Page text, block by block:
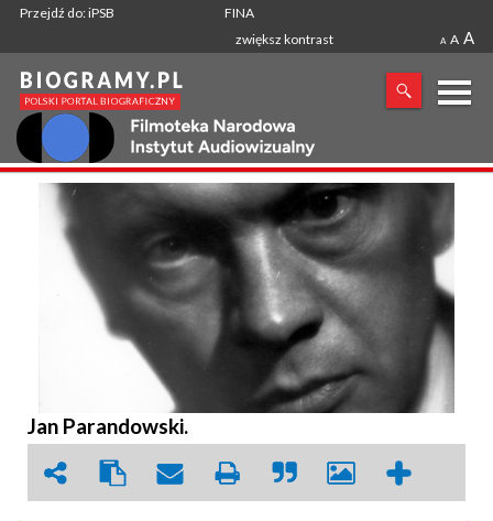
Przejdź do: iPSB
FINA
zwiększ kontrast
A A A
X
SZUKANA FRAZA
Jan Parandowski.